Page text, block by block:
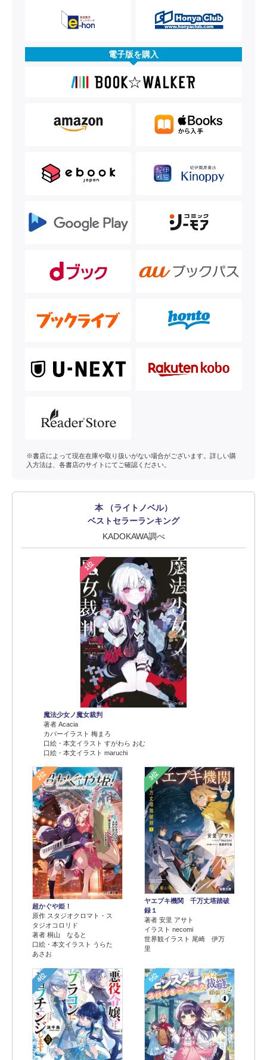
電子版を購入
※書店によって現在在庫や取り扱いがない場合がございます。詳しい購
入方法は、各書店のサイトにてご確認ください。
本 （ライトノベル）
ベストセラーランキング
KADOKAWA調べ
1位
魔法少女ノ魔女裁判
著者 Acacia
カバーイラスト 梅まろ
口絵・本文イラスト すがわら おむ
口絵・本文イラスト maruchi
2位
超かぐや姫！
原作 スタジオクロマト・ス
タジオコロリド
著者 桐山 なると
口絵・本文イラスト うらた
あさお
3位
ヤエブキ機関 千万丈塔踏破
録１
著者 安里 アサト
イラスト necomi
世界観イラスト 尾崎 伊万
里
4位 5位